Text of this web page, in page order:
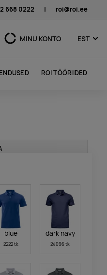
668 0222 | roi@roi.ee
MINU KONTO EST
ROI TÖÖRIIDED
blue
2222 tk
dark navy
24096 tk